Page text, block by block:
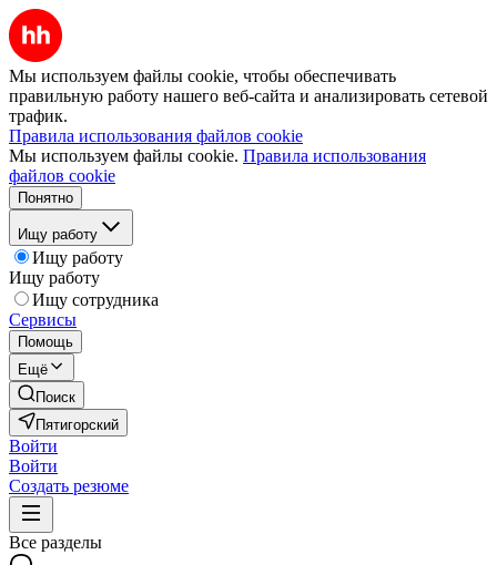
Мы используем файлы cookie, чтобы обеспечивать
правильную работу нашего веб-сайта и анализировать сетевой
трафик.
Правила использования файлов cookie
Мы используем файлы cookie. Правила использования
файлов cookie
Понятно
Ищу работу
Ищу работу
Ищу работу
Ищу сотрудника
Сервисы
Помощь
Ещё
Поиск
Пятигорский
Войти
Войти
Создать резюме
Все разделы